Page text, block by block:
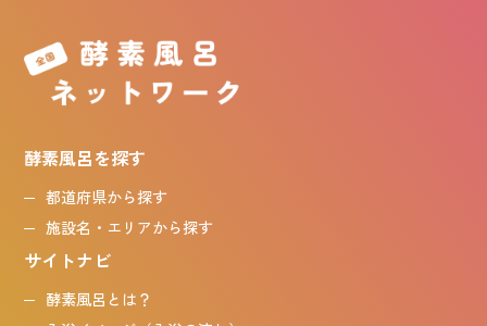
酵素風呂を探す
都道府県から探す
施設名・エリアから探す
サイトナビ
酵素風呂とは？